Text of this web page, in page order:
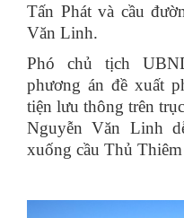
Tấn Phát và cầu
Văn Linh.
Phó chủ tịch
phương án đề xuất
tiện lưu thông trên
Nguyễn Văn Linh
xuống cầu Thủ